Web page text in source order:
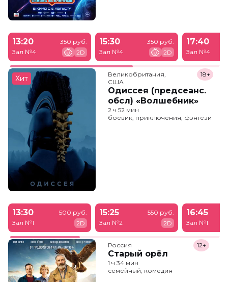
13:20
Зал №4
350 руб.
2D
15:30
Зал №4
350 руб.
2D
17:40
Зал №4
Хит
Великобритания,
США
Одиссея (предсеанс.
обсл) «Волшебник»
18+
2 ч 52 мин
боевик, приключения, фэнтези
13:30
Зал №1
500 руб.
2D
15:25
Зал №2
550 руб.
2D
16:45
Зал №1
Россия
Старый орёл
12+
1 ч 34 мин
семейный, комедия